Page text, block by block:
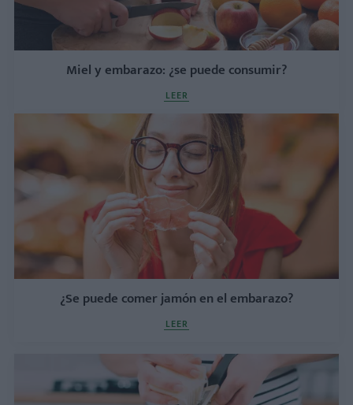
Miel y embarazo: ¿se puede consumir?
LEER
¿Se puede comer jamón en el embarazo?
LEER